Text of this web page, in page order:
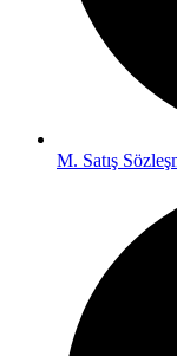
M. Satış